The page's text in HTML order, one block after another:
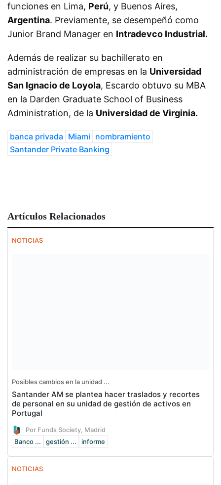
funciones en Lima, Perú, y Buenos Aires,
Argentina. Previamente, se desempeñó como
Junior Brand Manager en Intradevco Industrial.
Además de realizar su bachillerato en
administración de empresas en la Universidad
San Ignacio de Loyola, Escardo obtuvo su MBA
en la Darden Graduate School of Business
Administration, de la Universidad de Virginia.
banca privada Miami nombramiento
Santander Private Banking
Artículos Relacionados
NOTICIAS
Posibles cambios en la unidad ...
Santander AM se plantea hacer traslados y recortes
de personal en su unidad de gestión de activos en
Portugal
Por Funds Society, Madrid
Banco ...
gestión ... informe
NOTICIAS